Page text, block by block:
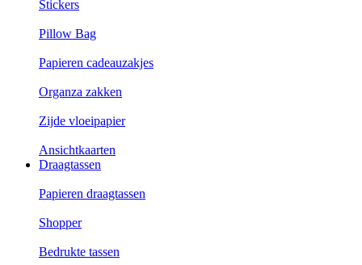
Stickers
Pillow Bag
Papieren cadeauzakjes
Organza zakken
Zijde vloeipapier
Ansichtkaarten
Draagtassen
Papieren draagtassen
Shopper
Bedrukte tassen